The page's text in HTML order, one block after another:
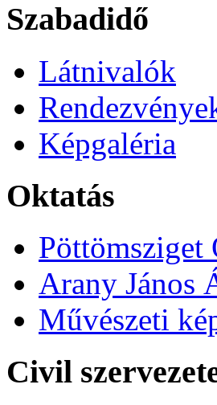
Szabadidő
Látnivalók
Képgaléria
Oktatás
Pöttömsziget
Arany János
Művészeti
Civil